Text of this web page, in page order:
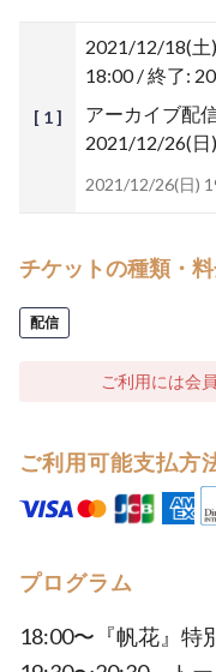
[ 1 ]
2021/12/18(土)
18:00 / 終了:
アーカイブ配
2021/12/26(日
2021/12/26(日)
チケットの種類・
配信
ご利用には会
ご利用可能支払方
プログラム
18:00〜『帆花』特